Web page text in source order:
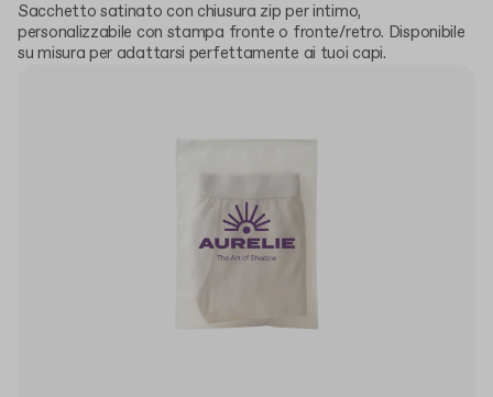
Sacchetto satinato con chiusura zip per intimo,
personalizzabile con stampa fronte o fronte/retro. Disponibile
su misura per adattarsi perfettamente ai tuoi capi.